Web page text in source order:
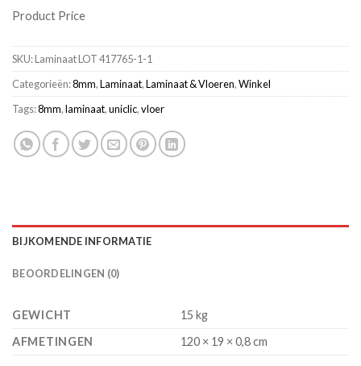
Product Price
SKU:Laminaat LOT 417765-1-1
Categorieën:8mm,Laminaat,Laminaat & Vloeren,Winkel
Tags:8mm,laminaat,uniclic,vloer
BIJKOMENDE INFORMATIE
BEOORDELINGEN (0)
GEWICHT
15 kg
AFMETINGEN
120 × 19 × 0,8 cm